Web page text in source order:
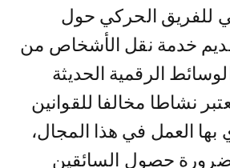
للفريق الحركي حول
خدمة نقل الأشخاص من
الرقمية الحديثة
نشاطا مخالفا للقوانين
بها العمل في هذا المجال،
حصول السائقين